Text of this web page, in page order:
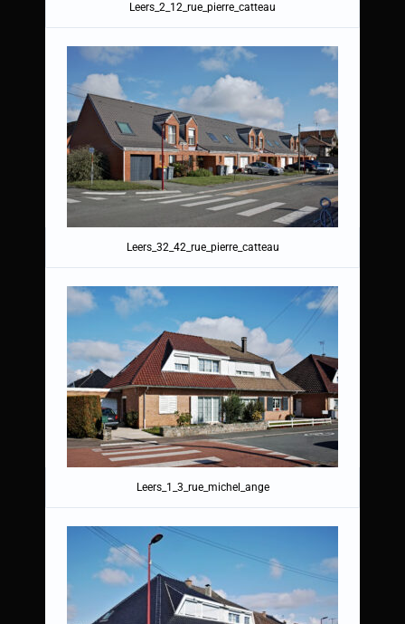
Leers_2_12_rue_pierre_catteau
Leers_32_42_rue_pierre_catteau
Leers_1_3_rue_michel_ange